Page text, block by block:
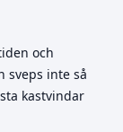
och
sveps inte så
kastvindar